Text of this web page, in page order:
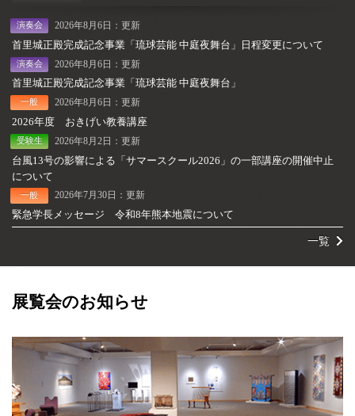
首里城正殿完成記念事業「琉球芸能 中庭夜舞台」日程変更について
首里城正殿完成記念事業「琉球芸能 中庭夜舞台」
2026年度 おきげい教養講座
台風13号の影響による「サマースクール2026」の一部講座の開催中止
について
緊急学長メッセージ 令和8年熊本地震について
一覧
展覧会のお知らせ